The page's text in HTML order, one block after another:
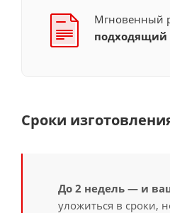
Мгновенный
подходящий
Сроки
До 2 недель — и
уложиться в сроки,